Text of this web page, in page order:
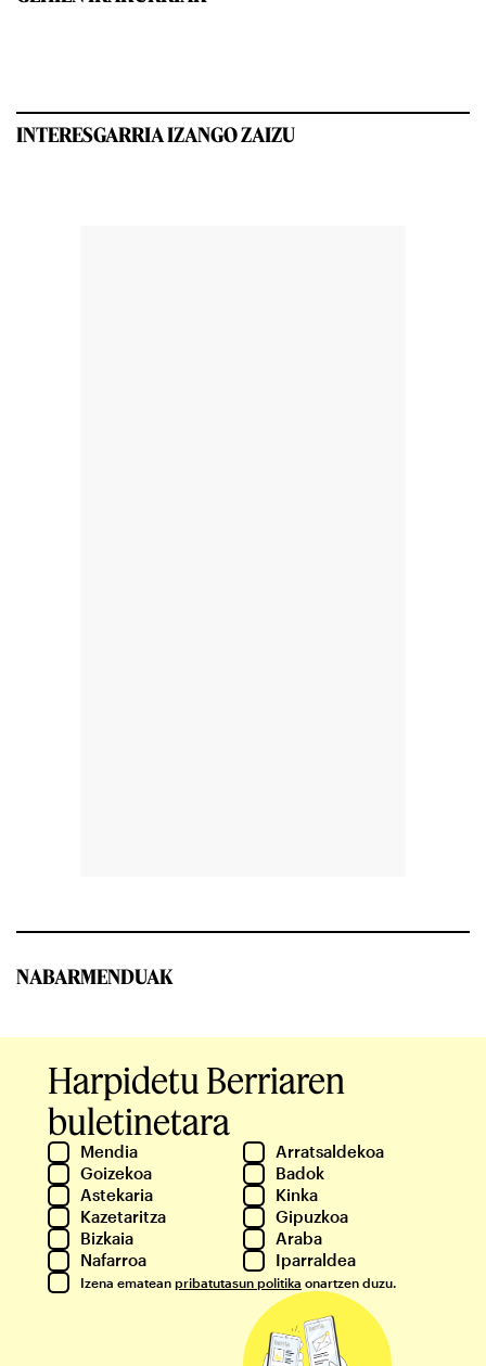
INTERESGARRIA IZANGO ZAIZU
NABARMENDUAK
Harpidetu Berriaren
buletinetara
Mendia
Arratsaldekoa
Goizekoa
Badok
Astekaria
Kinka
Kazetaritza
Gipuzkoa
Bizkaia
Araba
Nafarroa
Iparraldea
Izena ematean pribatutasun politika onartzen duzu.